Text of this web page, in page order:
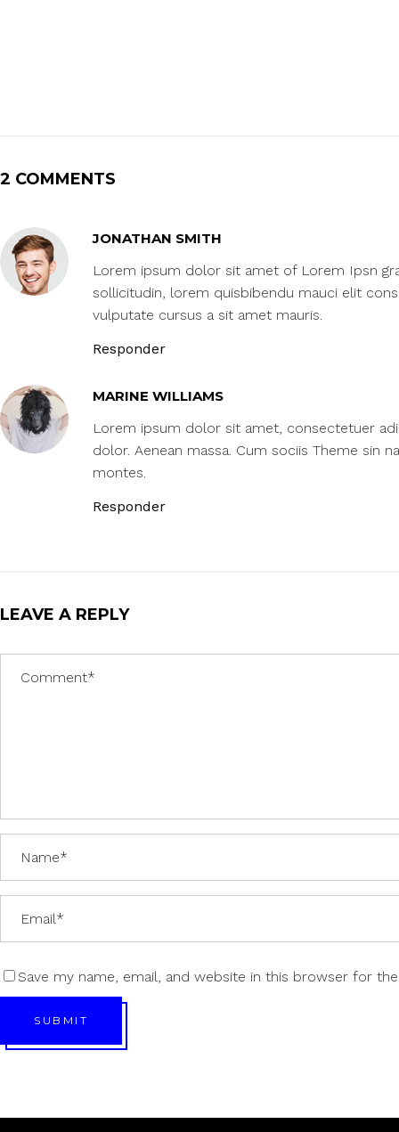
2 COMMENTS
JONATHAN SMITH
Lorem ipsum dolor sit amet of Lorem Ipsn
sollicitudin, lorem quisbibendu mauci elit
vulputate cursus a sit amet mauris.
Responder
MARINE WILLIAMS
Lorem ipsum dolor sit amet, consectetuer
dolor. Aenean massa. Cum sociis Theme sin
montes.
Responder
LEAVE A REPLY
Save my name, email, and website in this browser for
SUBMIT